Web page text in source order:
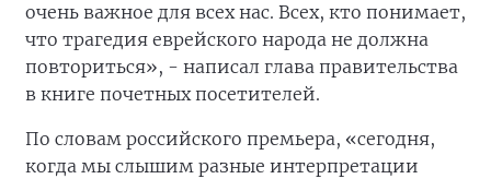
очень важное для всех нас. Всех, кто понимает,
что трагедия еврейского народа не должна
повториться», - написал глава правительства
в книге почетных посетителей.
По словам российского премьера, «сегодня,
когда мы слышим разные интерпретации